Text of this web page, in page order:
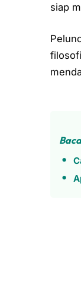
siap